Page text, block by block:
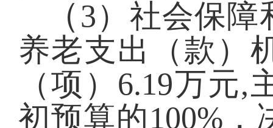
（ 3）社会保障
养老支出（款）
（项）6.19万元
初预算的100%